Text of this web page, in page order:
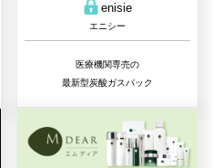
enisie
エニシー
医療機関専売の
最新型炭酸ガスパック